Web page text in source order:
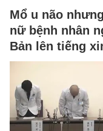
Mổ u não
nữ bệnh nhân
Bản lên tiếng